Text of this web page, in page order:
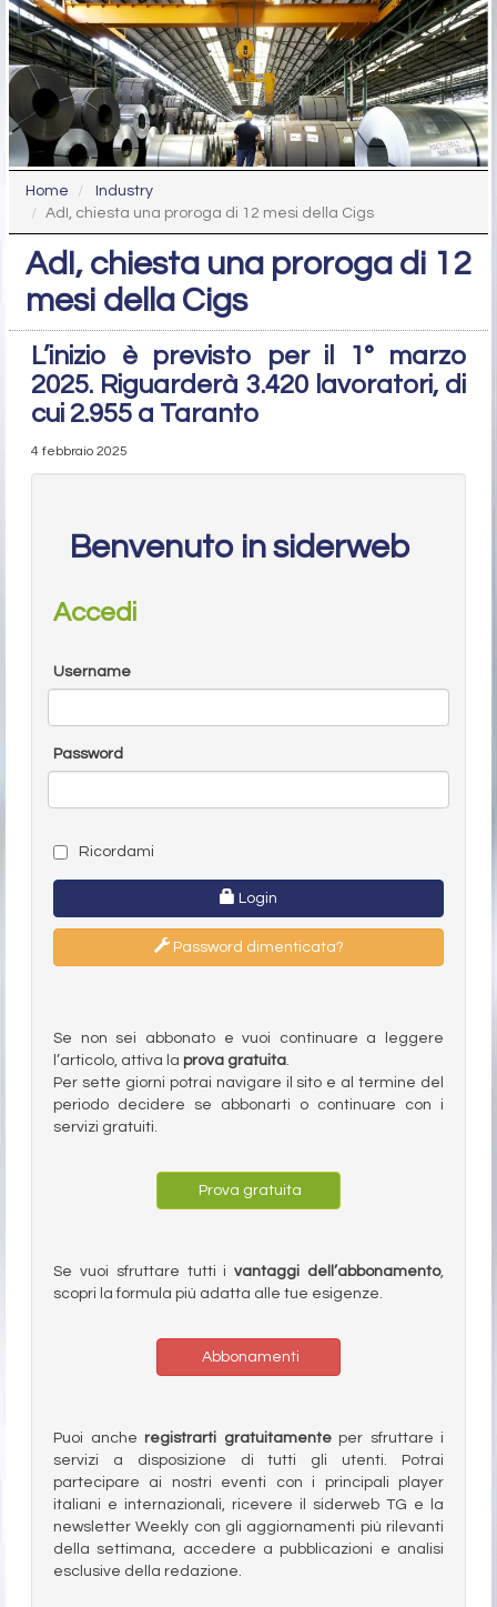
Home
Industry
AdI, chiesta una proroga di 12 mesi della Cigs
AdI, chiesta una proroga di 12
mesi della Cigs
L’inizio è previsto per il 1° marzo
2025. Riguarderà 3.420 lavoratori, di
cui 2.955 a Taranto
4 febbraio 2025
Benvenuto in siderweb
Accedi
Username
Password
Ricordami
Login
Password dimenticata?
Se non sei abbonato e vuoi continuare a leggere
l’articolo, attiva la prova gratuita.
Per sette giorni potrai navigare il sito e al termine del
periodo decidere se abbonarti o continuare con i
servizi gratuiti.
Prova gratuita
Se vuoi sfruttare tutti ivantaggi dell’abbonamento,
scopri la formula più adatta alle tue esigenze.
Abbonamenti
Puoi anche registrarti gratuitamenteper sfruttare i
servizi a disposizione di tutti gli utenti. Potrai
partecipare ai nostri eventi con i principali player
italiani e internazionali, ricevere il siderweb TG e la
newsletter Weekly con gli aggiornamenti più rilevanti
della settimana, accedere a pubblicazioni e analisi
esclusive della redazione.